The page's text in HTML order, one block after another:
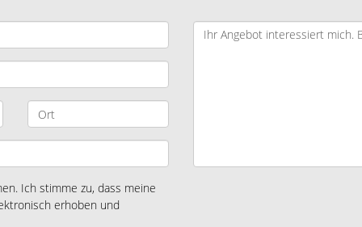
Ich stimme zu, dass meine
erhoben und